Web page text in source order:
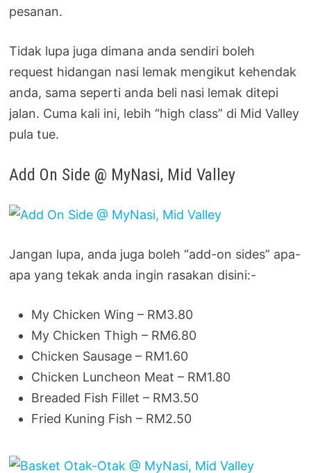
pesanan.
Tidak lupa juga dimana anda sendiri boleh
request hidangan nasi lemak mengikut kehendak
anda, sama seperti anda beli nasi lemak ditepi
jalan. Cuma kali ini, lebih “high class” di Mid Valley
pula tue.
Add On Side @ MyNasi, Mid Valley
Jangan lupa, anda juga boleh “add-on sides” apa-
apa yang tekak anda ingin rasakan disini:-
My Chicken Wing – RM3.80
My Chicken Thigh – RM6.80
Chicken Sausage – RM1.60
Chicken Luncheon Meat – RM1.80
Breaded Fish Fillet – RM3.50
Fried Kuning Fish – RM2.50